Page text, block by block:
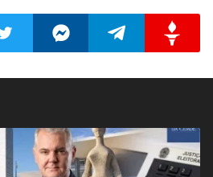
no
Messenger
no
Telegram
no
Gettr